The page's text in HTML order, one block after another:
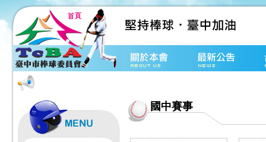
國中賽事